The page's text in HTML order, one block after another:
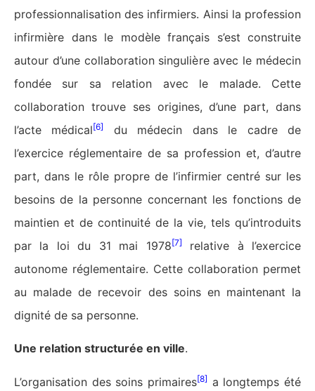
professionnalisation des infirmiers. Ainsi la profession
infirmière dans le modèle français s’est construite
autour d’une collaboration singulière avec le médecin
fondée sur sa relation avec le malade. Cette
collaboration trouve ses origines, d’une part, dans
l’acte médical[6]
du médecin dans le cadre de
l’exercice réglementaire de sa profession et, d’autre
part, dans le rôle propre de l’infirmier centré sur les
besoins de la personne concernant les fonctions de
maintien et de continuité de la vie, tels qu’introduits
par la loi du 31 mai 1978[7]
relative à l’exercice
autonome réglementaire. Cette collaboration permet
au malade de recevoir des soins en maintenant la
dignité de sa personne.
Une relation structurée en ville.
L’organisation des soins primaires[8] a longtemps été